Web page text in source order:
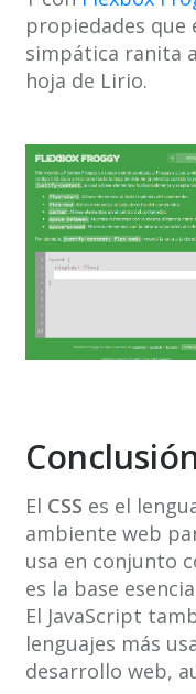
propiedades que
simpática ranita
hoja de Lirio.
El CSS es el
ambiente web
usa en conjunto
es la base
El JavaScript
lenguajes más
desarrollo web,